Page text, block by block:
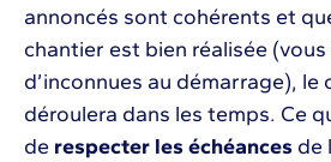
annoncés sont cohérents et
chantier est bien réalisée (vous
d’inconnues au démarrage), le
déroulera dans les temps. Ce
de respecter les échéances de